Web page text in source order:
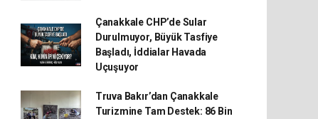
Çanakkale CHP’de Sular
Durulmuyor, Büyük Tasfiye
Başladı, İddialar Havada
Uçuşuyor
Truva Bakır’dan Çanakkale
Turizmine Tam Destek: 86 Bin